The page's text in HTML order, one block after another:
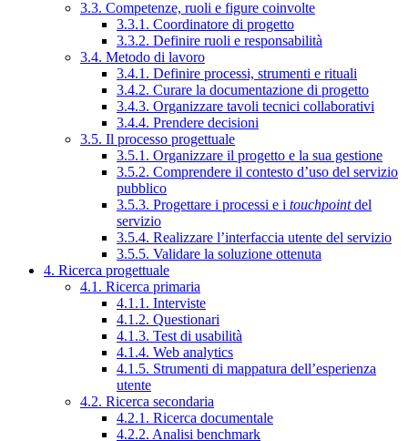
3.3. Competenze, ruoli e figure coinvolte
3.3.1. Coordinatore di progetto
3.3.2. Definire ruoli e responsabilità
3.4. Metodo di lavoro
3.4.1. Definire processi, strumenti e rituali
3.4.2. Curare la documentazione di progetto
3.4.3. Organizzare tavoli tecnici collaborativi
3.4.4. Prendere decisioni
3.5. Il processo progettuale
3.5.1. Organizzare il progetto e la sua gestione
3.5.2. Comprendere il contesto d’uso del servizio
pubblico
3.5.3. Progettare i processi e i touchpointdel
servizio
3.5.4. Realizzare l’interfaccia utente del servizio
3.5.5. Validare la soluzione ottenuta
4. Ricerca progettuale
4.1. Ricerca primaria
4.1.1. Interviste
4.1.2. Questionari
4.1.3. Test di usabilità
4.1.4. Web analytics
4.1.5. Strumenti di mappatura dell’esperienza
utente
4.2. Ricerca secondaria
4.2.1. Ricerca documentale
4.2.2. Analisi benchmark